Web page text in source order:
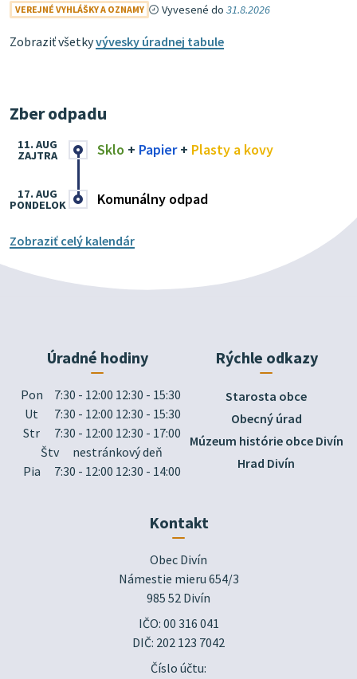
VEREJNÉ VYHLÁŠKY A OZNAMY Vyvesené do31.8.2026
Zobraziť všetkyvývesky úradnej tabule
Zber odpadu
Sklo + Papier+ Plasty a kovy
11. AUG
ZAJTRA
Komunálny odpad
17. AUG
PONDELOK
Zobraziť celý kalendár
Úradné hodiny
Pon
7:30 - 12:00 12:30 - 15:30
Ut
7:30 - 12:00 12:30 - 15:30
Str
7:30 - 12:00 12:30 - 17:00
Štv
nestránkový deň
Pia
7:30 - 12:00 12:30 - 14:00
Rýchle odkazy
Starosta obce
Obecný úrad
Múzeum histórie obce Divín
Hrad Divín
Kontakt
Obec Divín
Námestie mieru 654/3
985 52 Divín
IČO: 00 316 041
DIČ: 202 123 7042
Číslo účtu: